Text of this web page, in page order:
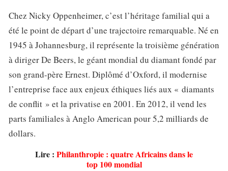
Chez Nicky Oppenheimer, c’est l’héritage familial qui a
été le point de départ d’une trajectoire remarquable. Né en
1945 à Johannesburg, il représente la troisième génération
à diriger De Beers, le géant mondial du diamant fondé par
son grand-père Ernest. Diplômé d’Oxford, il modernise
l’entreprise face aux enjeux éthiques liés aux « diamants
de conflit » et la privatise en 2001. En 2012, il vend les
parts familiales à Anglo American pour 5,2 milliards de
dollars.
Lire : Philanthropie : quatre Africains dans le
top 100 mondial